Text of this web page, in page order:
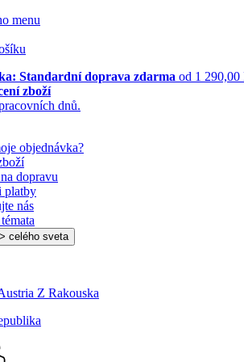
menu
Standardní doprava zdarma od 1 290,00
zboží
dnů.
objednávka?
dopravu
platby
nás
Z Rakouska